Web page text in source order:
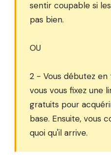
sentir coupable si
pas bien.
OU
2 - Vous débutez
vous vous fixez une
gratuits pour
base. Ensuite, vous
quoi qu'il arrive.